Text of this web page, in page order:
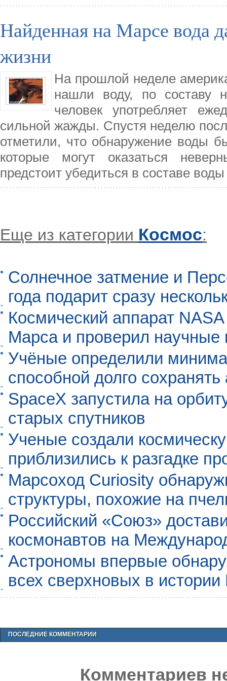
Найденная на Марсе вода
жизни
На прошлой неделе
нашли воду, по составу
человек употребляет
сильной жажды. Спустя неделю
отметили, что обнаружение воды
которые могут оказаться
предстоит убедиться в составе
Еще из категории Космос:
Солнечное затмение и
года подарит сразу
Космический аппарат
Марса и проверил научные
Учёные определили
способной долго
SpaceX запустила на
старых спутников
Ученые создали
приблизились к разгадке
Марсоход Curiosity
структуры, похожие на
Российский «Союз»
космонавтов на
Астрономы впервые
всех сверхновых в
ПОСЛЕДНИЕ КОММЕНТАРИИ
Комментариев